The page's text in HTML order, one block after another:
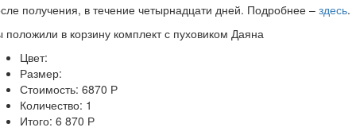
получения, в течение четырнадцати дней. Подробнее – здесь.
положили в корзину комплект с пуховиком Даяна
Цвет:
Размер:
Стоимость: 6870 Р
Количество: 1
Итого: 6 870 Р